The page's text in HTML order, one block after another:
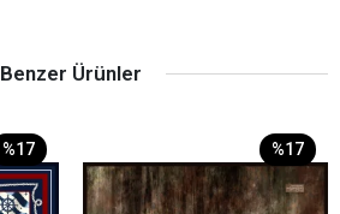
Benzer Ürünler
%17 %17